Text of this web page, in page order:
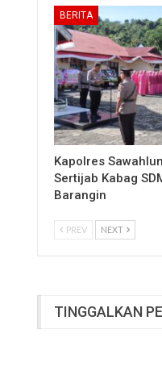
BERITA
Kapolres
Sertijab Kabag
Barangin
PREV NEXT
TINGGALKAN